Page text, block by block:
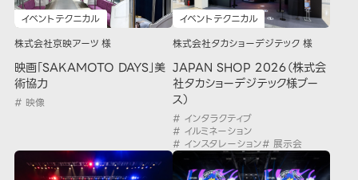
イベントテクニカル
株式会社京映アーツ 様
映画「SAKAMOTO DAYS」美
術協力
# 映像
イベントテクニカル
株式会社タカショーデジテック 様
JAPAN SHOP 2026（株式会
社タカショーデジテック様ブー
ス）
# インタラクティブ
# イルミネーション
# インスタレーション# 展示会